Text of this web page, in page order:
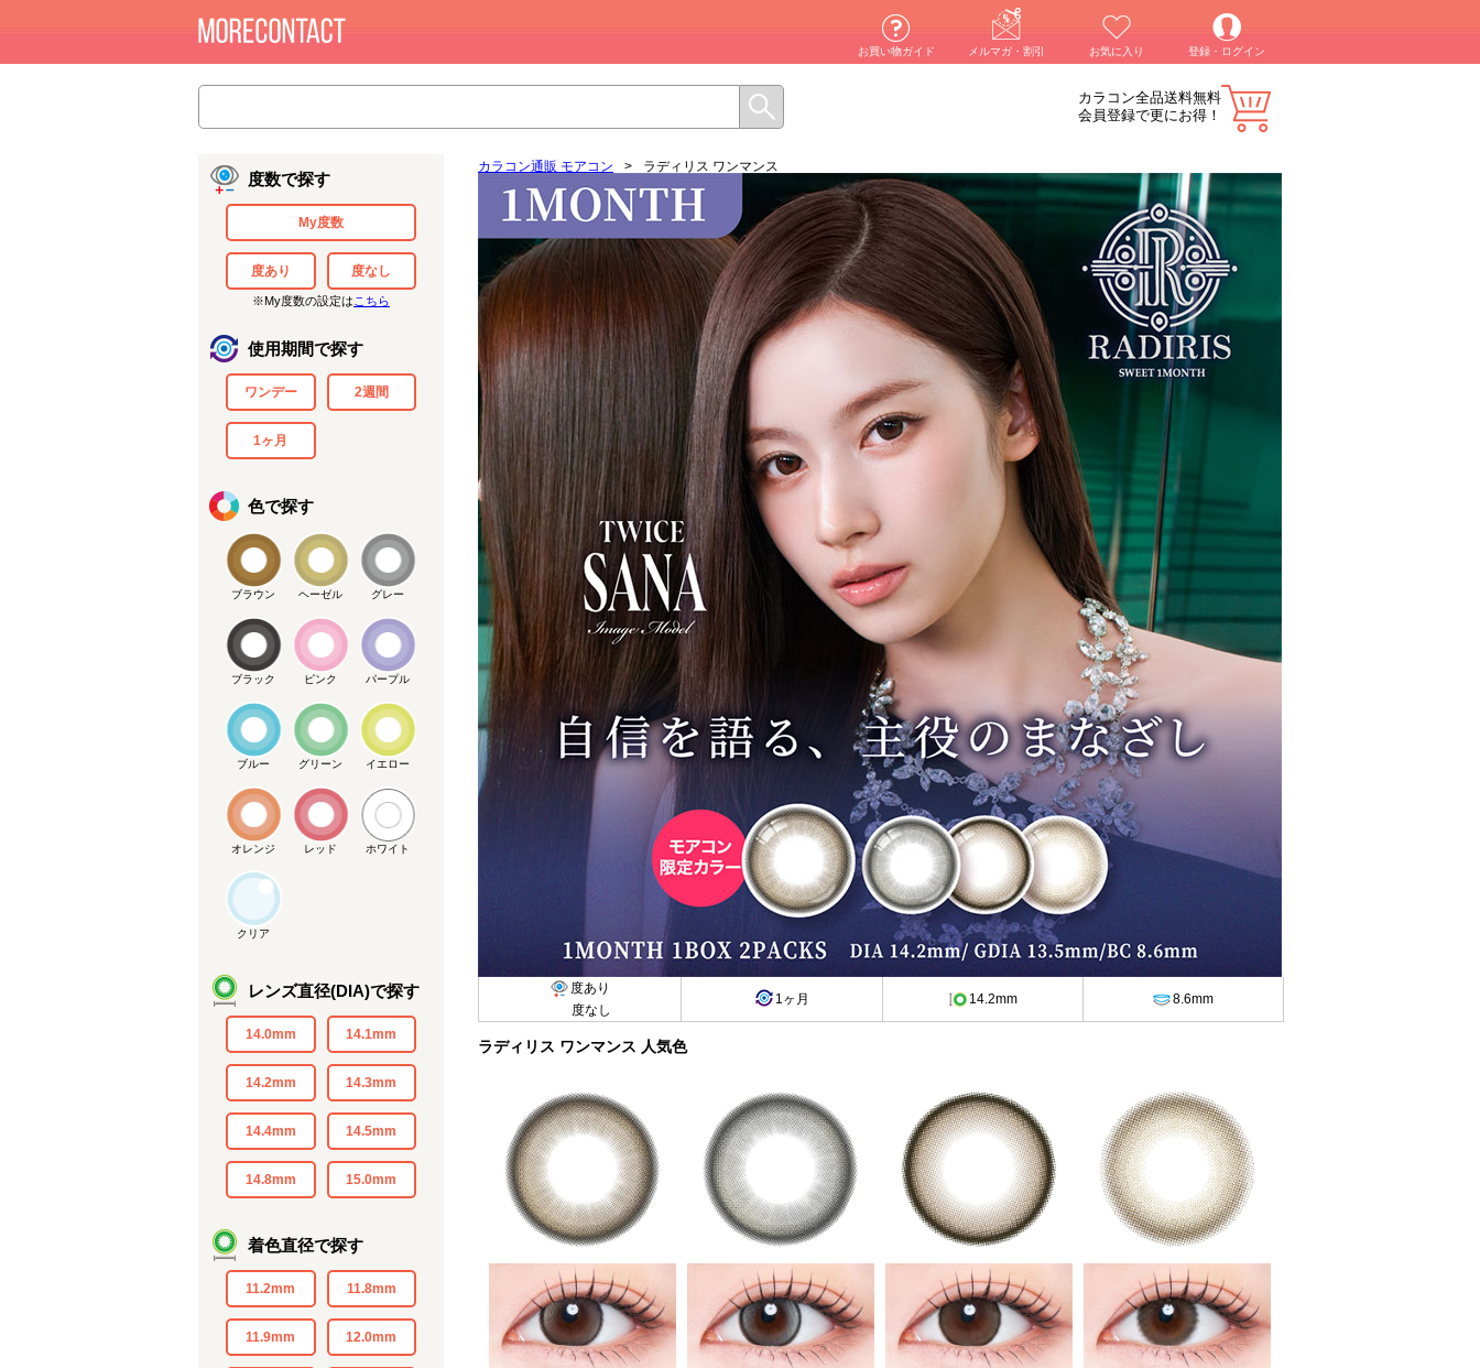
お買い物ガイド メルマガ・割引 お気に入り 登録・ログイン
カラコン全品送料無料
会員登録で更にお得！
度数で探す
My度数
度あり 度なし
※My度数の設定は こちら
使用期間で探す
ワンデー 2週間
1ヶ月
色で探す
ブラウン ヘーゼル グレー
ブラック ピンク パープル
ブルー グリーン イエロー
オレンジ レッド ホワイト
クリア
レンズ直径(DIA)で探す
14.0mm 14.1mm
14.2mm 14.3mm
14.4mm 14.5mm
14.8mm 15.0mm
着色直径で探す
11.2mm 11.8mm
11.9mm 12.0mm
カラコン通販 モアコン > ラディリス ワンマンス
度あり
度なし
1ヶ月 14.2mm 8.6mm
ラディリス ワンマンス 人気色